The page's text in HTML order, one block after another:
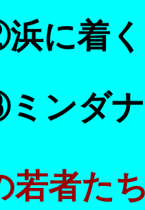
に着
ンダナ
若者た